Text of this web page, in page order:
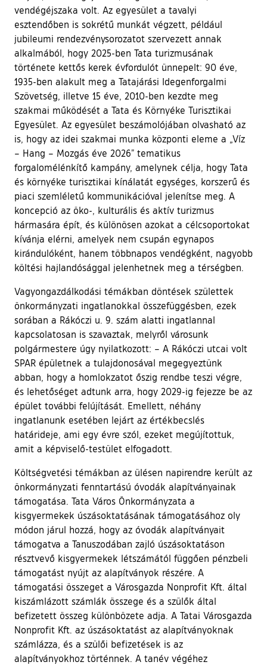
vendégéjszaka volt. Az egyesület a tavalyi
esztendőben is sokrétű munkát végzett, például
jubileumi rendezvénysorozatot szervezett annak
alkalmából, hogy 2025-ben Tata turizmusának
története kettős kerek évfordulót ünnepelt: 90 éve,
1935-ben alakult meg a Tatajárási Idegenforgalmi
Szövetség, illetve 15 éve, 2010-ben kezdte meg
szakmai működését a Tata és Környéke Turisztikai
Egyesület. Az egyesület beszámolójában olvasható az
is, hogy az idei szakmai munka központi eleme a „Víz
– Hang – Mozgás éve 2026” tematikus
forgalomélénkítő kampány, amelynek célja, hogy Tata
és környéke turisztikai kínálatát egységes, korszerű és
piaci szemléletű kommunikációval jelenítse meg. A
koncepció az öko-, kulturális és aktív turizmus
hármasára épít, és különösen azokat a célcsoportokat
kívánja elérni, amelyek nem csupán egynapos
kirándulóként, hanem többnapos vendégként, nagyobb
költési hajlandósággal jelenhetnek meg a térségben.
Vagyongazdálkodási témákban döntések születtek
önkormányzati ingatlanokkal összefüggésben, ezek
sorában a Rákóczi u. 9. szám alatti ingatlannal
kapcsolatosan is szavaztak, melyről városunk
polgármestere úgy nyilatkozott: – A Rákóczi utcai volt
SPAR épületnek a tulajdonosával megegyeztünk
abban, hogy a homlokzatot őszig rendbe teszi végre,
és lehetőséget adtunk arra, hogy 2029-ig fejezze be az
épület további felújítását. Emellett, néhány
ingatlanunk esetében lejárt az értékbecslés
határideje, ami egy évre szól, ezeket megújítottuk,
amit a képviselő-testület elfogadott.
Költségvetési témákban az ülésen napirendre került az
önkormányzati fenntartású óvodák alapítványainak
támogatása. Tata Város Önkormányzata a
kisgyermekek úszásoktatásának támogatásához oly
módon járul hozzá, hogy az óvodák alapítványait
támogatva a Tanuszodában zajló úszásoktatáson
résztvevő kisgyermekek létszámától függően pénzbeli
támogatást nyújt az alapítványok részére. A
támogatási összeget a Városgazda Nonprofit Kft. által
kiszámlázott számlák összege és a szülők által
befizetett összeg különbözete adja. A Tatai Városgazda
Nonprofit Kft. az úszásoktatást az alapítványoknak
számlázza, és a szülői befizetések is az
alapítványokhoz történnek. A tanév végéhez